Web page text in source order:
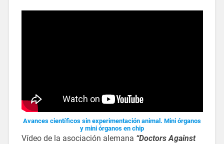
Avances científicos sin experimentación animal. Mini órganos
y mini órganos en chip
Vídeo de la asociación alemana “Doctors Against